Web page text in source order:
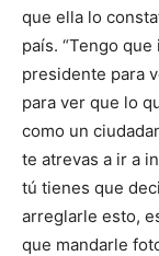
que ella lo
país. “Tengo
presidente para
para ver que lo
como un
te atrevas a ir a
tú tienes que
arreglarle esto,
que mandarle